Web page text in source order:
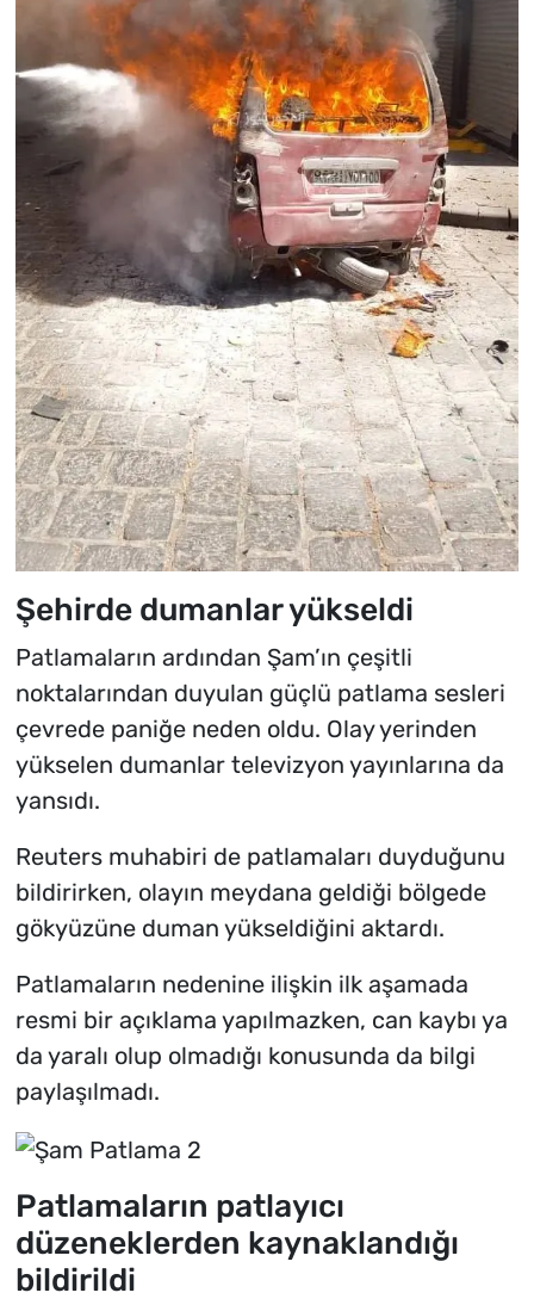
Şehirde dumanlar yükseldi
Patlamaların ardından Şam’ın çeşitli
noktalarından duyulan güçlü patlama sesleri
çevrede paniğe neden oldu. Olay yerinden
yükselen dumanlar televizyon yayınlarına da
yansıdı.
Reuters muhabiri de patlamaları duyduğunu
bildirirken, olayın meydana geldiği bölgede
gökyüzüne duman yükseldiğini aktardı.
Patlamaların nedenine ilişkin ilk aşamada
resmi bir açıklama yapılmazken, can kaybı ya
da yaralı olup olmadığı konusunda da bilgi
paylaşılmadı.
Patlamaların patlayıcı
düzeneklerden kaynaklandığı
bildirildi